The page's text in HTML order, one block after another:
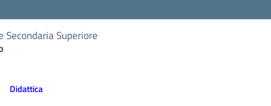
Superiore
Didattica